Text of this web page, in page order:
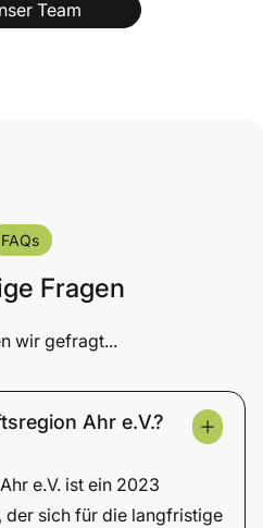
Team
FAQs
Fragen
wir gefragt...
Ahr e.V.?
e.V. ist ein 2023
der sich für die langfristige